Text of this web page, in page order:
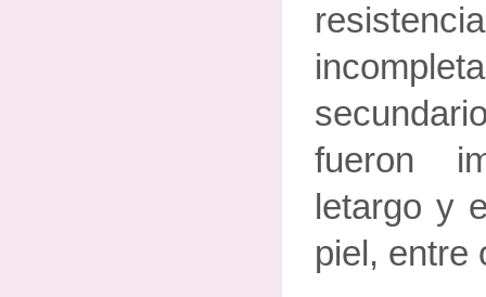
fueron
letargo y
piel, entre